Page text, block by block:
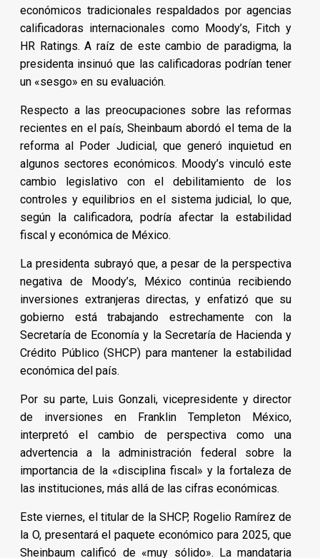
económicos tradicionales respaldados por agencias
calificadoras internacionales como Moody’s, Fitch y
HR Ratings. A raíz de este cambio de paradigma, la
presidenta insinuó que las calificadoras podrían tener
un «sesgo» en su evaluación.
Respecto a las preocupaciones sobre las reformas
recientes en el país, Sheinbaum abordó el tema de la
reforma al Poder Judicial, que generó inquietud en
algunos sectores económicos. Moody’s vinculó este
cambio legislativo con el debilitamiento de los
controles y equilibrios en el sistema judicial, lo que,
según la calificadora, podría afectar la estabilidad
fiscal y económica de México.
La presidenta subrayó que, a pesar de la perspectiva
negativa de Moody’s, México continúa recibiendo
inversiones extranjeras directas, y enfatizó que su
gobierno está trabajando estrechamente con la
Secretaría de Economía y la Secretaría de Hacienda y
Crédito Público (SHCP) para mantener la estabilidad
económica del país.
Por su parte, Luis Gonzali, vicepresidente y director
de inversiones en Franklin Templeton México,
interpretó el cambio de perspectiva como una
advertencia a la administración federal sobre la
importancia de la «disciplina fiscal» y la fortaleza de
las instituciones, más allá de las cifras económicas.
Este viernes, el titular de la SHCP, Rogelio Ramírez de
la O, presentará el paquete económico para 2025, que
Sheinbaum calificó de «muy sólido». La mandataria